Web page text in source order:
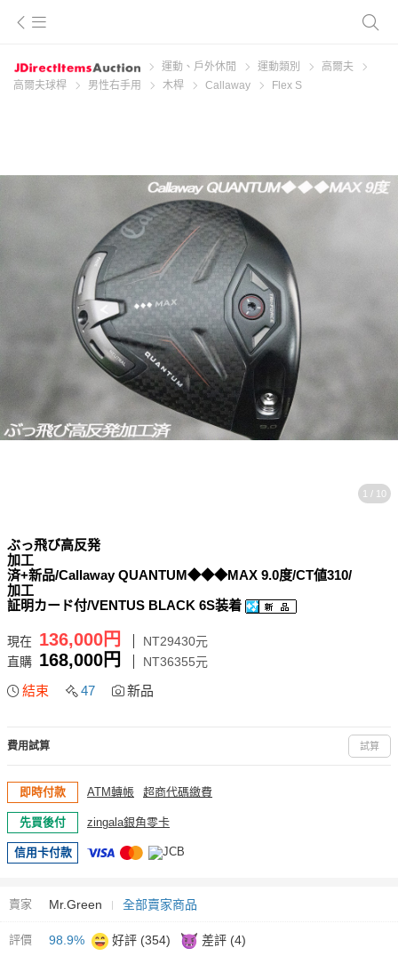
運動、戶外休閒 運動類別
高爾夫
高爾夫球桿
男性右手用 木桿 Callaway Flex S
1 / 10
ぶっ飛び高反発
加工
済+新品/Callaway QUANTUM◆◆◆MAX 9.0度/CT値310/
加工
証明カード付/VENTUS BLACK 6S装着
現在 136,000円
NT29430元
直購 168,000円 NT36355元
結束 47 新品
費用試算 試算
即時付款 ATM轉帳 超商代碼繳費
先買後付 zingala銀角零卡
信用卡付款
賣家 Mr.Green 全部賣家商品
評價 98.9% 好評 (354) 差評 (4)